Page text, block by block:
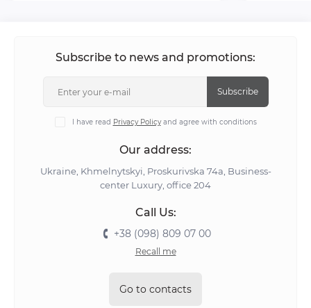
Subscribe to news and promotions:
Subscribe
I have read Privacy Policyand agree with conditions
Our address:
Ukraine, Khmelnytskyi, Proskurivska 74а, Business-
center Luxury, office 204
Call Us:
+38 (098) 809 07 00
Recall me
Go to contacts